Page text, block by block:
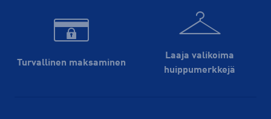
Turvallinen maksaminen
Laaja valikoima
huippu­merkkejä